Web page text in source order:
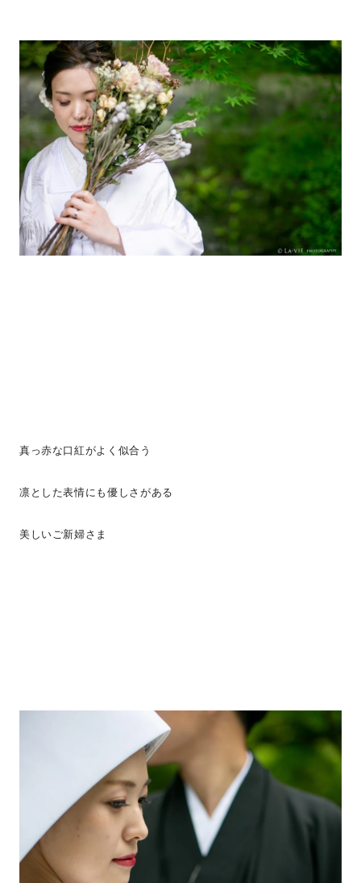
真っ赤な口紅がよく似合う
凛とした表情にも優しさがある
美しいご新婦さま